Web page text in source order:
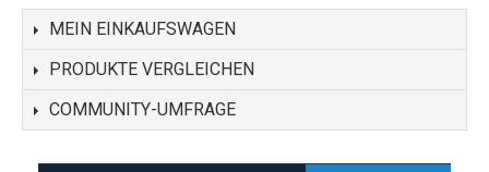
MEIN EINKAUFSWAGEN
PRODUKTE VERGLEICHEN
COMMUNITY-UMFRAGE